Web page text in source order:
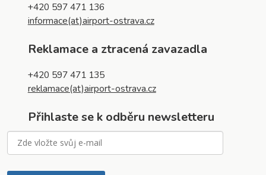
+420 597 471 136
informace(at)airport-ostrava.cz
Reklamace a ztracená zavazadla
+420 597 471 135
reklamace(at)airport-ostrava.cz
Přihlaste se k odběru newsletteru